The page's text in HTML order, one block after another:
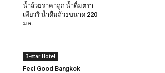
น้ำถ้วยราคาถูก น้ำดื่มตรา
เพียวริ น้ำดื่มถ้วยขนาด 220
มล.
3-star Hotel
Feel Good Bangkok